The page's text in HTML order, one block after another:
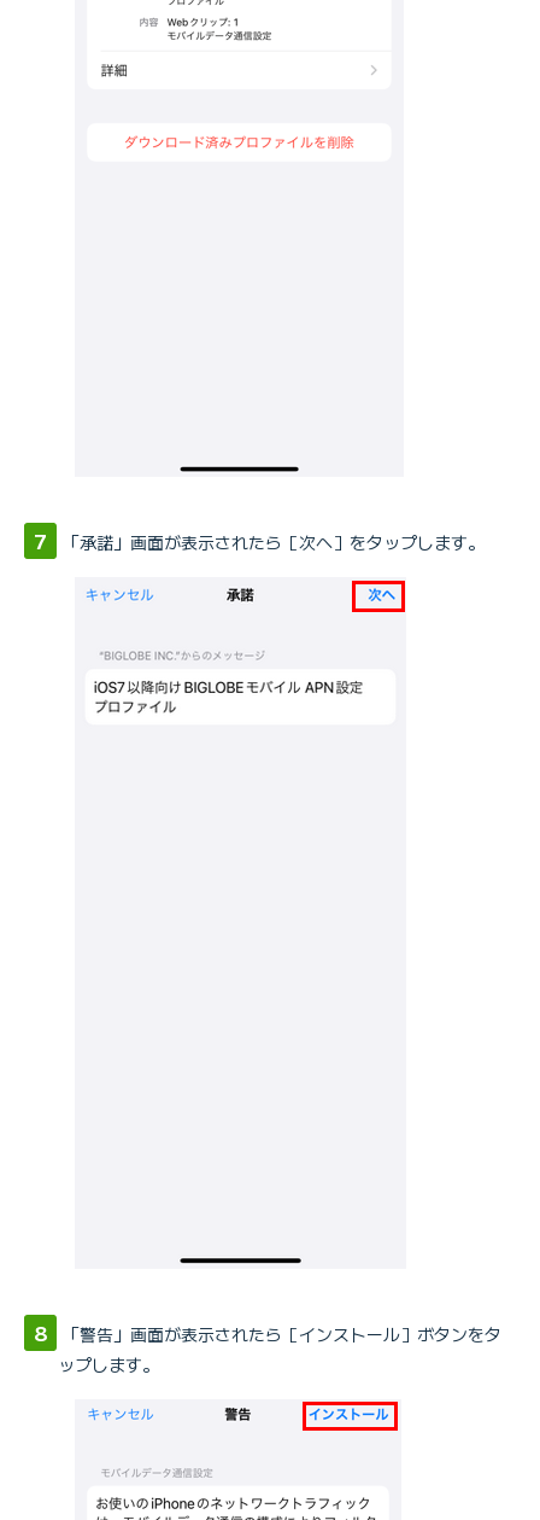
「承諾」画面が表示されたら［次へ］をタップします。
「警告」画面が表示されたら［インストール］ボタンをタ
ップします。